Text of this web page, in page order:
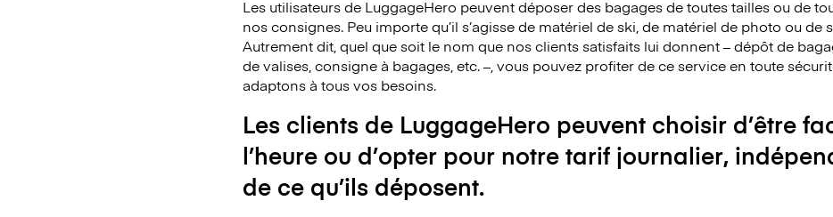
Les utilisateurs de LuggageHero peuvent déposer des bagages de toutes tailles ou de
nos consignes. Peu importe qu’il s’agisse de matériel de ski, de matériel de photo ou de
Autrement dit, quel que soit le nom que nos clients satisfaits lui donnent – dépôt de
de valises, consigne à bagages, etc. –, vous pouvez profiter de ce service en toute
adaptons à tous vos besoins.
Les clients de LuggageHero peuvent choisir d’être
l’heure ou d’opter pour notre tarif journalier,
de ce qu’ils déposent.